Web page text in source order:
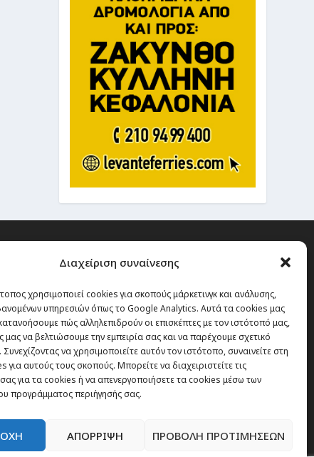
Διαχείριση συναίνεσης
χρησιμοποιεί cookies για σκοπούς μάρκετινγκ και ανάλυσης,
υπηρεσιών όπως το Google Analytics. Αυτά τα cookies μας
πώς αλληλεπιδρούν οι επισκέπτες με τον ιστότοπό μας,
μας να βελτιώσουμε την εμπειρία σας και να παρέχουμε σχετικό
να χρησιμοποιείτε αυτόν τον ιστότοπο, συναινείτε στη
για αυτούς τους σκοπούς. Μπορείτε να διαχειριστείτε τις
για τα cookies ή να απενεργοποιήσετε τα cookies μέσω των
προγράμματος περιήγησής σας.
ΑΠΟΡΡΙΨΗ ΠΡΟΒΟΛΗ ΠΡΟΤΙΜΗΣΕΩΝ
οποία δεν έχεις καμία
χάσεις, είναι τα ταξίδια.”
Εγγραφή